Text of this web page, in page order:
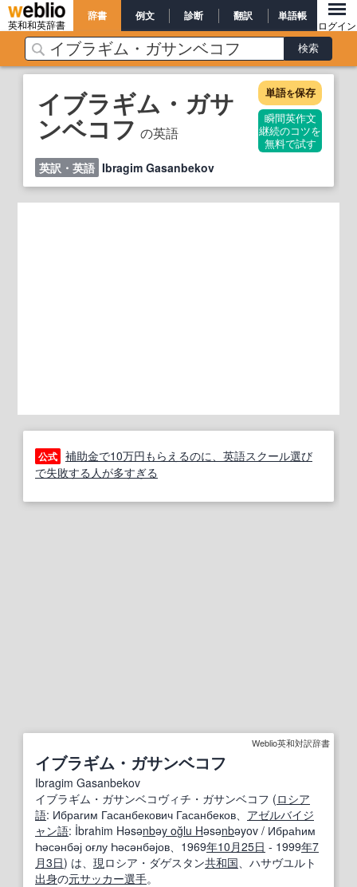
英和和英辞書
辞書 例文 診断 翻訳 単語帳
ログイン
イブラギム・ガサ
ンベコフ の英語
単語を保存
瞬間英作文
継続のコツを
無料で試す
英訳・英語 Ibragim Gasanbekov
公式 補助金で10万円もらえるのに、英語スクール選び
で失敗する人が多すぎる
Weblio英和対訳辞書
イブラギム・ガサンベコフ
Ibragim Gasanbekov
イブラギム・ガサンベコヴィチ・ガサンベコフ (ロシア
語: Ибрагим Гасанбекович Гасанбеков、 アゼルバイジ
ャン語: İbrahim Həsənbəy oğlu Həsənbəyov / Ибраһим
Һәсәнбәј оғлу Һәсәнбәјов、1969年10月25日 - 1999年7
月3日) は、 現 ロシア・ダゲスタン共和国 、ハサヴユルト
出身の元サッカー選手。